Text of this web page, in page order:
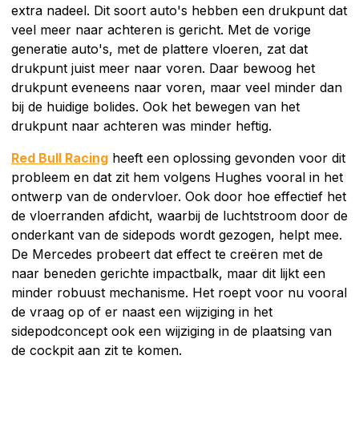
extra nadeel. Dit soort auto's hebben een drukpunt dat
veel meer naar achteren is gericht. Met de vorige
generatie auto's, met de plattere vloeren, zat dat
drukpunt juist meer naar voren. Daar bewoog het
drukpunt eveneens naar voren, maar veel minder dan
bij de huidige bolides. Ook het bewegen van het
drukpunt naar achteren was minder heftig.
Red Bull Racing heeft een oplossing gevonden voor dit
probleem en dat zit hem volgens Hughes vooral in het
ontwerp van de ondervloer. Ook door hoe effectief het
de vloerranden afdicht, waarbij de luchtstroom door de
onderkant van de sidepods wordt gezogen, helpt mee.
De Mercedes probeert dat effect te creëren met de
naar beneden gerichte impactbalk, maar dit lijkt een
minder robuust mechanisme. Het roept voor nu vooral
de vraag op of er naast een wijziging in het
sidepodconcept ook een wijziging in de plaatsing van
de cockpit aan zit te komen.